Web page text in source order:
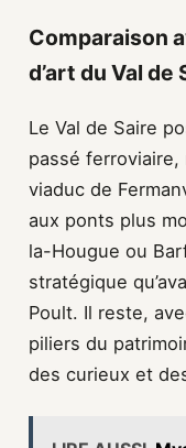
Comparaison
d’art du Val de
Le Val de Saire
passé ferroviaire,
viaduc de
aux ponts plus
la-Hougue ou
stratégique
Poult. Il reste,
piliers du
des curieux et